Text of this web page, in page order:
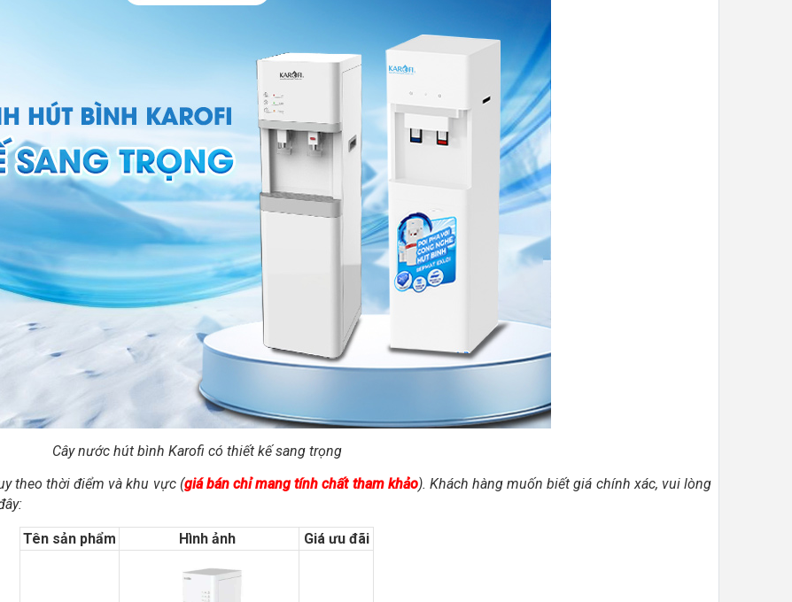
Cây nước hút bình Karofi có thiết kế sang trọng
theo thời điểm và khu vực (giá bán chỉ mang tính chất tham khảo). Khách hàng muốn biết giá chính xác, vui lòng
Tên sản phẩm Hình ảnh Giá ưu đãi